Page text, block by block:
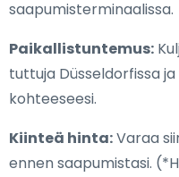
saapumisterminaalissa.
Paikallistuntemus:
tuttuja Düsseldorfissa
kohteeseesi.
Kiinteä hinta:Varaa
ennen saapumistasi.